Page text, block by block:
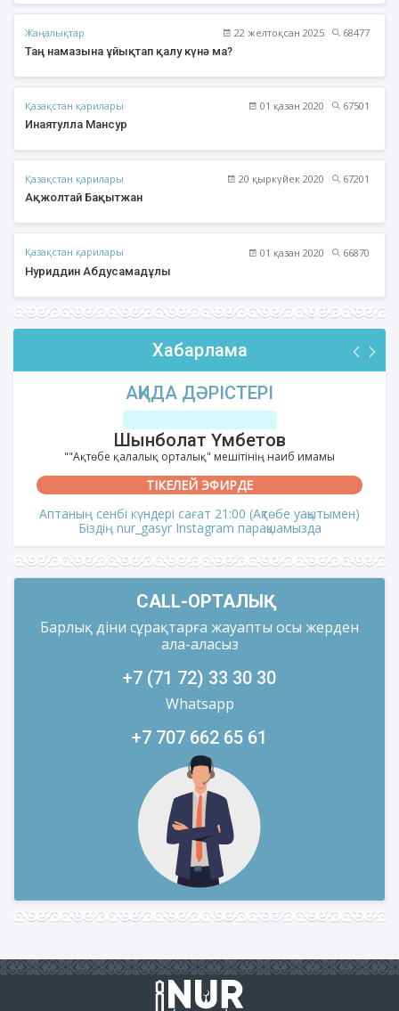
Жаңалықтар 22 желтоқсан 2025
68477
Таң намазына ұйықтап қалу күнә ма?
Қазақстан қарилары 01 қазан 2020
67501
Инаятулла Мансур
Қазақстан қарилары 20 қыркүйек 2020
67201
Ақжолтай Бақытжан
Қазақстан қарилары 01 қазан 2020
66870
Нуриддин Абдусамадұлы
Хабарлама
АҚИДА ДӘРІСТЕРІ
Шынболат Үмбетов
""Ақтөбе қалалық орталық" мешітінің наиб имамы
ТІКЕЛЕЙ ЭФИРДЕ
Аптаның сенбі күндері сағат 21:00 (Ақтөбе уақытымен)
Біздің nur_gasyr Instagram парақшамызда
CALL-ОРТАЛЫҚ
Барлық діни сұрақтарға жауапты осы жерден
ала-аласыз
+7 (71 72) 33 30 30
Whatsapp
+7 707 662 65 61